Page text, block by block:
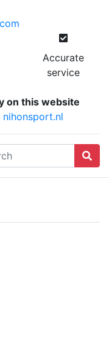
Accurate
service
on this website
nihonsport.nl